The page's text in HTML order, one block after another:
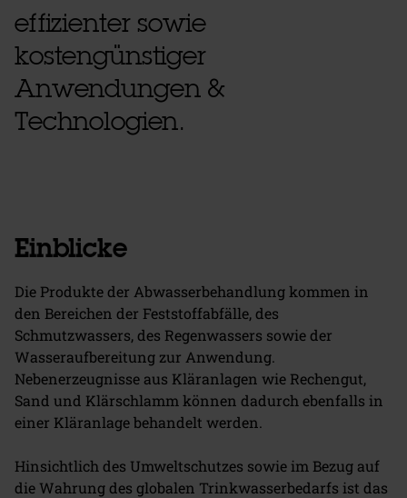
effizienter sowie
kostengünstiger
Anwendungen &
Technologien.
Einblicke
Die Produkte der Abwasserbehandlung kommen in
den Bereichen der Feststoffabfälle, des
Schmutzwassers, des Regenwassers sowie der
Wasseraufbereitung zur Anwendung.
Nebenerzeugnisse aus Kläranlagen wie Rechengut,
Sand und Klärschlamm können dadurch ebenfalls in
einer Kläranlage behandelt werden.
Hinsichtlich des Umweltschutzes sowie im Bezug auf
die Wahrung des globalen Trinkwasserbedarfs ist das